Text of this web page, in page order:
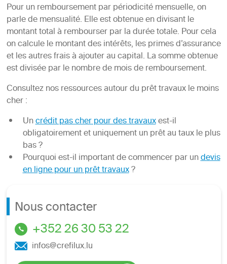
Pour un remboursement par périodicité mensuelle, on
parle de mensualité. Elle est obtenue en divisant le
montant total à rembourser par la durée totale. Pour cela
on calcule le montant des intérêts, les primes d’assurance
et les autres frais à ajouter au capital. La somme obtenue
est divisée par le nombre de mois de remboursement.
Consultez nos ressources autour du prêt travaux le moins
cher :
Uncrédit pas cher pour des travauxest-il
obligatoirement et uniquement un prêt au taux le plus
bas ?
Pourquoi est-il important de commencer par undevis
en ligne pour un prêt travaux?
Nous contacter
+352 26 30 53 22
infos@crefilux.lu